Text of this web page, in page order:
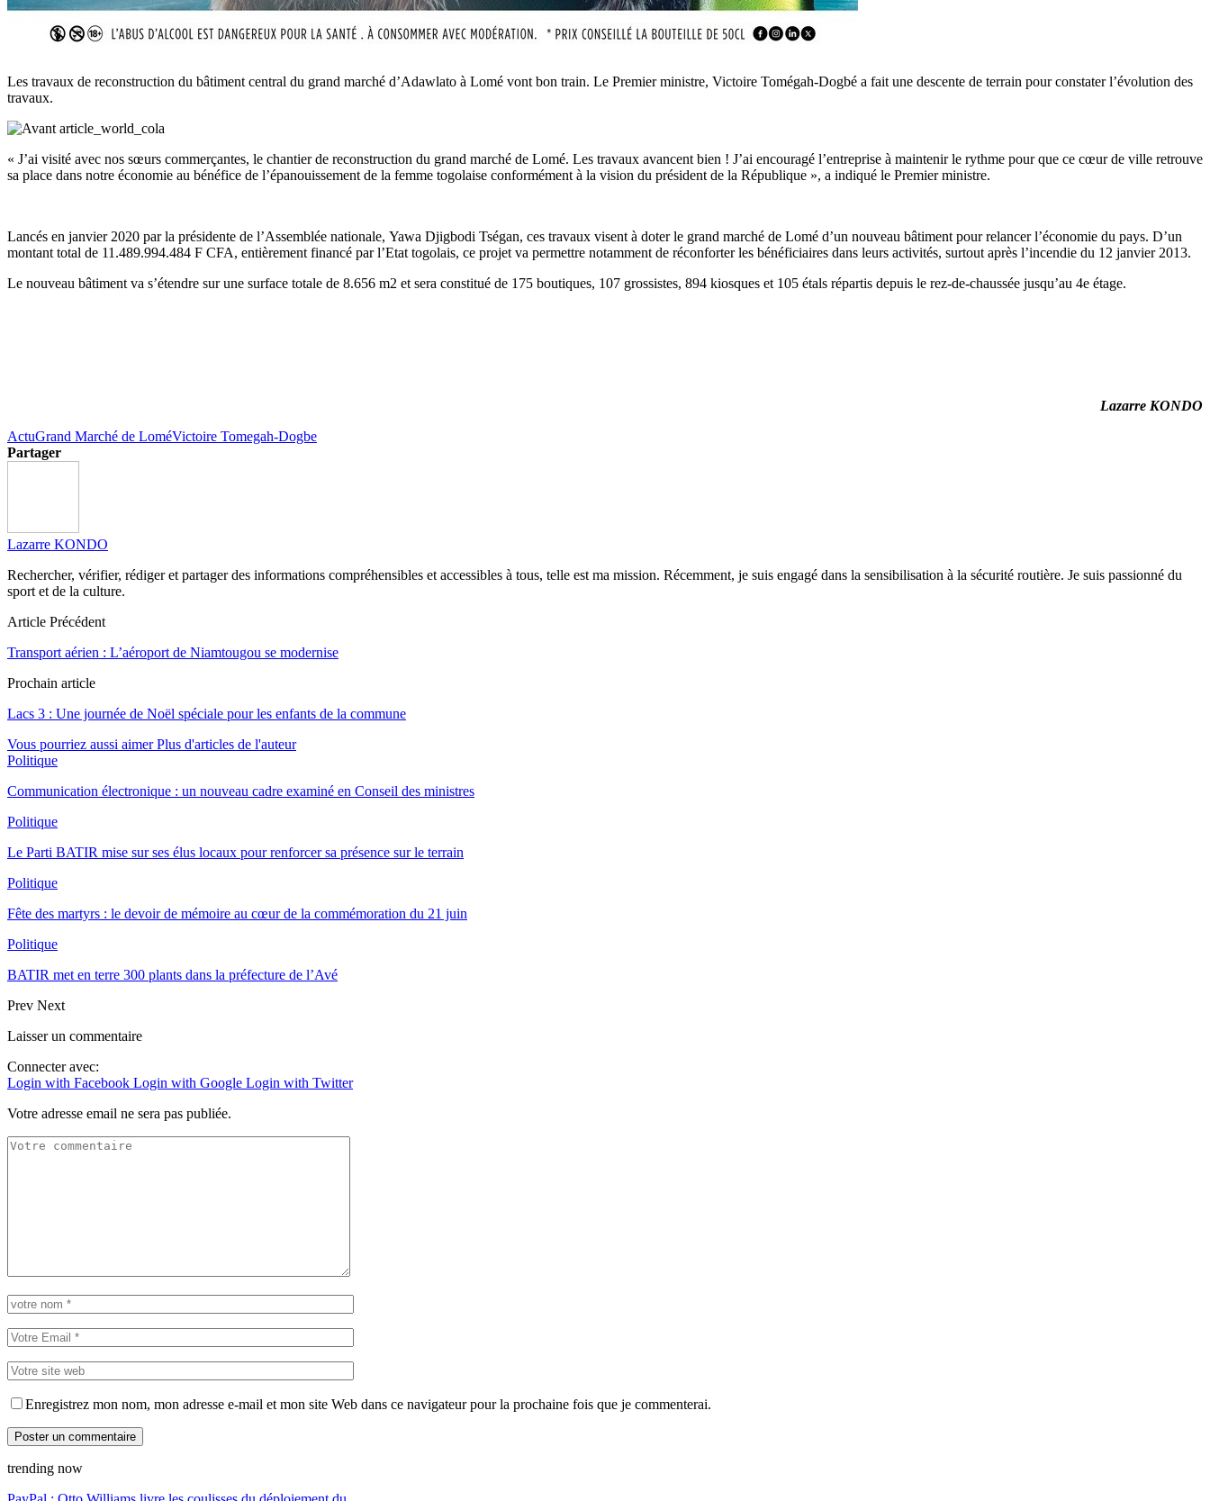
Les travaux de reconstruction du bâtiment central du grand marché d’Adawlato à Lomé vont bon train. Le Premier ministre, Victoire Tomégah-Dogbé a fait une descente de terrain pour constater l’évolution des
travaux.
« J’ai visité avec nos sœurs commerçantes, le chantier de reconstruction du grand marché de Lomé. Les travaux avancent bien ! J’ai encouragé l’entreprise à maintenir le rythme pour que ce cœur de ville retrouve
sa place dans notre économie au bénéfice de l’épanouissement de la femme togolaise conformément à la vision du président de la République », a indiqué le Premier ministre.
Lancés en janvier 2020 par la présidente de l’Assemblée nationale, Yawa Djigbodi Tségan, ces travaux visent à doter le grand marché de Lomé d’un nouveau bâtiment pour relancer l’économie du pays. D’un
montant total de 11.489.994.484 F CFA, entièrement financé par l’Etat togolais, ce projet va permettre notamment de réconforter les bénéficiaires dans leurs activités, surtout après l’incendie du 12 janvier 2013.
Le nouveau bâtiment va s’étendre sur une surface totale de 8.656 m2 et sera constitué de 175 boutiques, 107 grossistes, 894 kiosques et 105 étals répartis depuis le rez-de-chaussée jusqu’au 4e étage.
Lazarre KONDO
ActuGrand Marché de LoméVictoire Tomegah-Dogbe
Partager
Lazarre KONDO
Rechercher, vérifier, rédiger et partager des informations compréhensibles et accessibles à tous, telle est ma mission. Récemment, je suis engagé dans la sensibilisation à la sécurité routière. Je suis passionné du
sport et de la culture.
Article Précédent
Transport aérien : L’aéroport de Niamtougou se modernise
Prochain article
Lacs 3 : Une journée de Noël spéciale pour les enfants de la commune
Vous pourriez aussi aimer Plus d'articles de l'auteur
Politique
Communication électronique : un nouveau cadre examiné en Conseil des ministres
Politique
Le Parti BATIR mise sur ses élus locaux pour renforcer sa présence sur le terrain
Politique
Fête des martyrs : le devoir de mémoire au cœur de la commémoration du 21 juin
Politique
BATIR met en terre 300 plants dans la préfecture de l’Avé
Prev Next
Laisser un commentaire
Connecter avec:
Login with Facebook Login with Google Login with Twitter
Votre adresse email ne sera pas publiée.
Enregistrez mon nom, mon adresse e-mail et mon site Web dans ce navigateur pour la prochaine fois que je commenterai.
trending now